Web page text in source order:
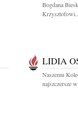
Bogdana
LIDIA
Naszemu
najszczersze